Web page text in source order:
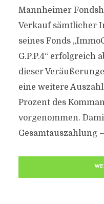
Mannheimer
Verkauf sämtlicher
seines Fonds
G.P.P.4“ erfolgreich
dieser
eine weitere
Prozent des
vorgenommen.
Gesamtauszahlung